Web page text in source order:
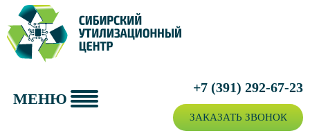
ПРИЁМ ВТОРСЫРЬЯ
УТИЛИЗАЦИЯ ТЕХНИКИ
+7 (391) 292-67-23
ЗАКАЗАТЬ ЗВОНОК
МЕНЮ